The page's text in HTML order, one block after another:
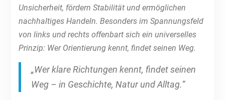
Unsicherheit, fördern Stabilität und ermöglichen
nachhaltiges Handeln. Besonders im Spannungsfeld
von links und rechts offenbart sich ein universelles
Prinzip: Wer Orientierung kennt, findet seinen Weg.
„Wer klare Richtungen kennt, findet seinen
Weg – in Geschichte, Natur und Alltag.“